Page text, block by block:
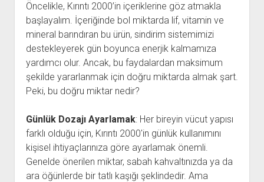
Öncelikle, Kırıntı 2000’in içeriklerine göz atmakla
başlayalım. İçeriğinde bol miktarda lif, vitamin ve
mineral barındıran bu ürün, sindirim sistemimizi
destekleyerek gün boyunca enerjik kalmamıza
yardımcı olur. Ancak, bu faydalardan maksimum
şekilde yararlanmak için doğru miktarda almak şart.
Peki, bu doğru miktar nedir?
Günlük Dozajı Ayarlamak: Her bireyin vücut yapısı
farklı olduğu için, Kırıntı 2000'in günlük kullanımını
kişisel ihtiyaçlarınıza göre ayarlamak önemli.
Genelde önerilen miktar, sabah kahvaltınızda ya da
ara öğünlerde bir tatlı kaşığı şeklindedir. Ama